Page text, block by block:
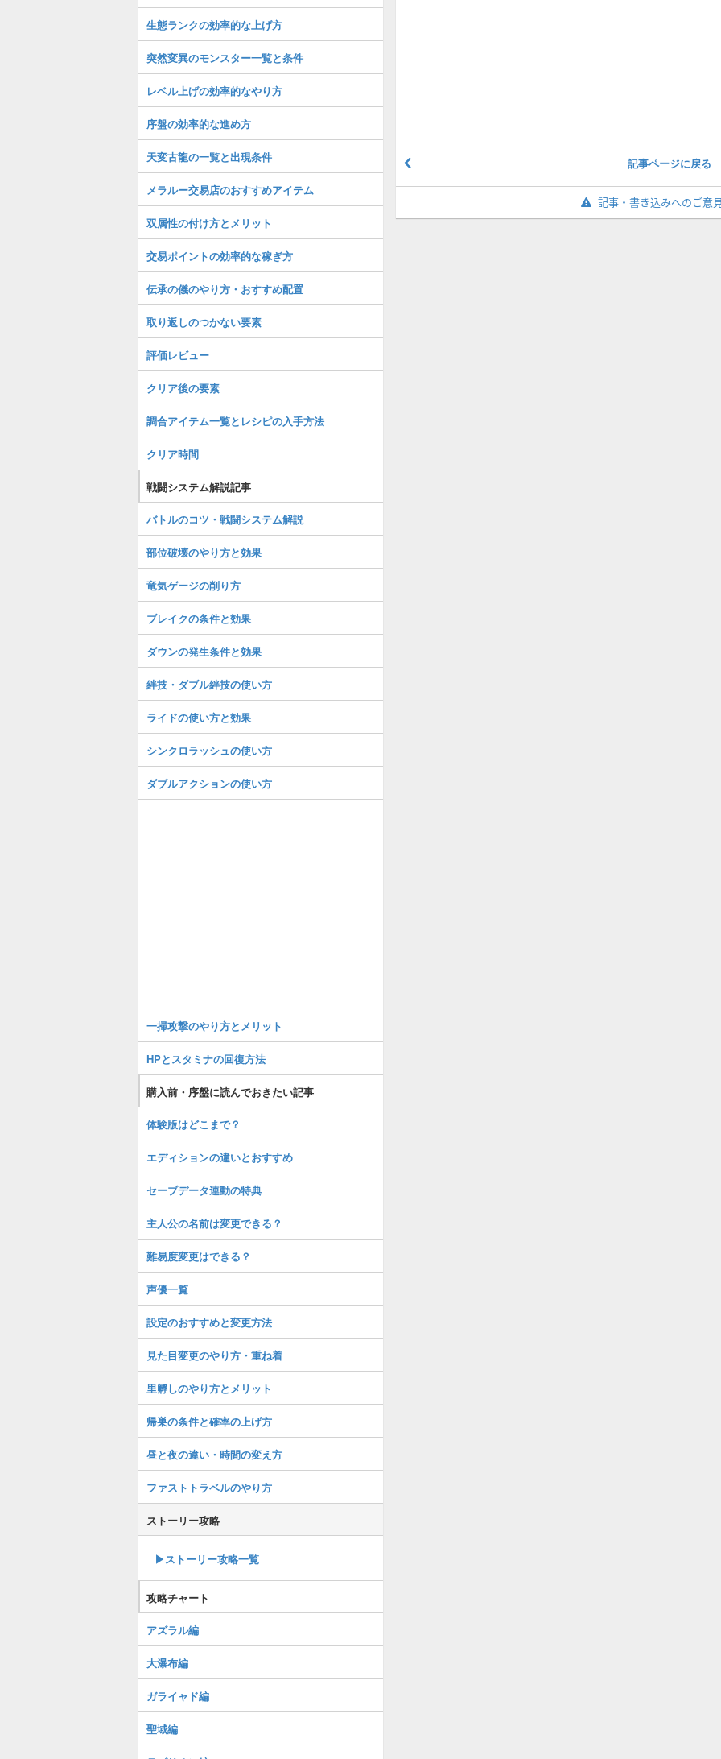
記事ページに戻る
記事・書き込みへのご意
生態ランクの効率的な上げ方
突然変異のモンスター一覧と条件
レベル上げの効率的なやり方
序盤の効率的な進め方
天変古龍の一覧と出現条件
メラルー交易店のおすすめアイテム
双属性の付け方とメリット
交易ポイントの効率的な稼ぎ方
伝承の儀のやり方・おすすめ配置
取り返しのつかない要素
評価レビュー
クリア後の要素
調合アイテム一覧とレシピの入手方法
クリア時間
戦闘システム解説記事
バトルのコツ・戦闘システム解説
部位破壊のやり方と効果
竜気ゲージの削り方
ブレイクの条件と効果
ダウンの発生条件と効果
絆技・ダブル絆技の使い方
ライドの使い方と効果
シンクロラッシュの使い方
ダブルアクションの使い方
一掃攻撃のやり方とメリット
HPとスタミナの回復方法
購入前・序盤に読んでおきたい記事
体験版はどこまで？
エディションの違いとおすすめ
セーブデータ連動の特典
主人公の名前は変更できる？
難易度変更はできる？
声優一覧
設定のおすすめと変更方法
見た目変更のやり方・重ね着
里孵しのやり方とメリット
帰巣の条件と確率の上げ方
昼と夜の違い・時間の変え方
ファストトラベルのやり方
ストーリー攻略
▶︎ストーリー攻略一覧
攻略チャート
アズラル編
大瀑布編
ガライャド編
聖域編